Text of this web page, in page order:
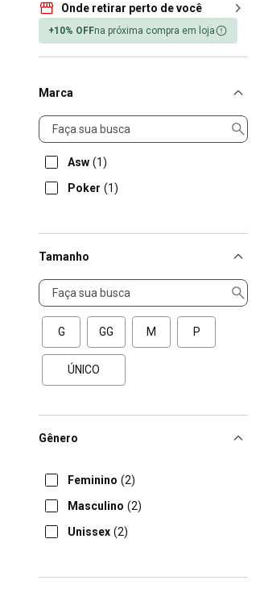
Onde retirar perto de você
+10% OFFna próxima compra em loja
Marca
Marca
Asw (1)
Poker (1)
Tamanho
Tamanho
G GG M P
ÚNICO
Gênero
Feminino (2)
Masculino (2)
Unissex (2)